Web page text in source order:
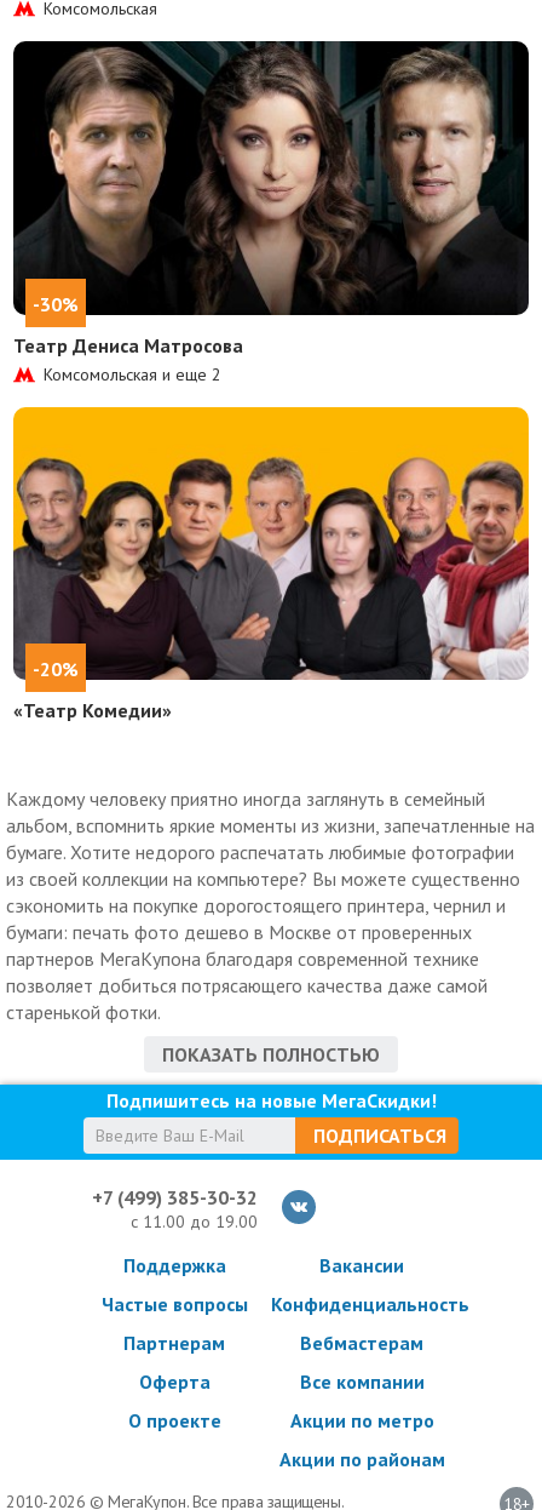
Комсомольская
-30%
Театр Дениса Матросова
Комсомольская и еще2
-20%
«Театр Комедии»
Каждому человеку приятно иногда заглянуть в семейный
альбом, вспомнить яркие моменты из жизни, запечатленные на
бумаге. Хотите недорого распечатать любимые фотографии
из своей коллекции на компьютере? Вы можете существенно
сэкономить на покупке дорогостоящего принтера, чернил и
бумаги: печать фото дешево в Москве от проверенных
партнеров МегаКупона благодаря современной технике
позволяет добиться потрясающего качества даже самой
старенькой фотки.
оборудования, современных технологий и расходных
материалов в специализированных ателье и
фотолабораториях гарантирует высококлассные снимки
любого формата и качество изображения на длительное
Фото услуги по купону в Москве
представить себе любое торжественное мероприятие. Вам
удалось самостоятельно запечатлеть лучшие моменты
компаний-партнеров поможет самые понравившиеся кадры
отобразить в фотоальбоме, составить тематический коллаж
или использовать печать фотографий недорого для
изготовления постера, настоящей картины на холсте из льна
Хотите внести новизну в интерьер квартиры, не затрачивая
ПОКАЗАТЬ ПОЛНОСТЬЮ
Подпишитесь на новые МегаСкидки!
ПОДПИСАТЬСЯ
+7 (499) 385-30-32
с 11.00 до 19.00
Поддержка
Частые вопросы
Партнерам
Оферта
О проекте
Вакансии
Конфиденциальность
Вебмастерам
Все компании
Акции по метро
Акции по районам
2010-2026 © МегаКупон. Все права защищены. 18+